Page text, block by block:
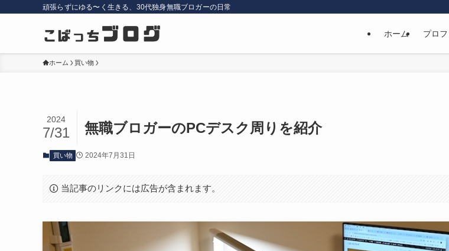
頑張らずにゆる〜く生きる、30代独身無職ブロガーの日常
ホーム プロ
ホーム 買い物
無職ブロガーのPCデスク周りを紹介
2024
7/31
買い物 2024年7月31日
当記事のリンクには広告が含まれます。